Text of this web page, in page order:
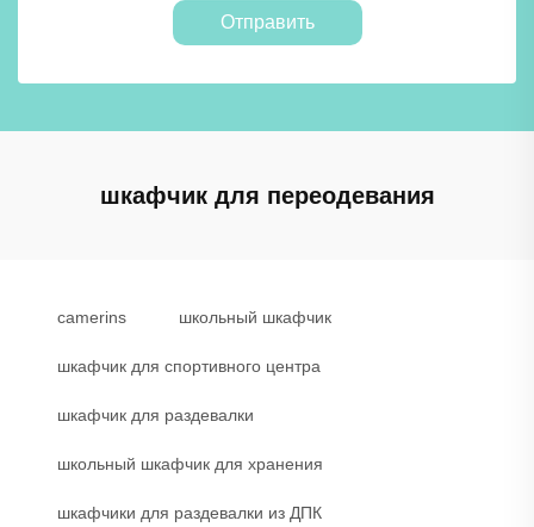
Отправить
шкафчик для переодевания
camerins школьный шкафчик
шкафчик для спортивного центра
шкафчик для раздевалки
школьный шкафчик для хранения
шкафчики для раздевалки из ДПК